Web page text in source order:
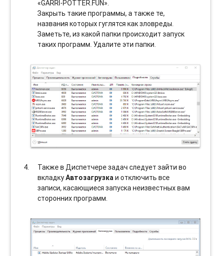
«GARRI-POTTER.FUN».
Закрыть такие программы, а также те,
названия которых гуглятся как зловреды.
Заметьте, из какой папки происходит запуск
таких программ. Удалите эти папки.
Также в Диспетчере задач следует зайти во
вкладкуАвтозагрузкаи отключить все
записи, касающиеся запуска неизвестных вам
сторонних программ.